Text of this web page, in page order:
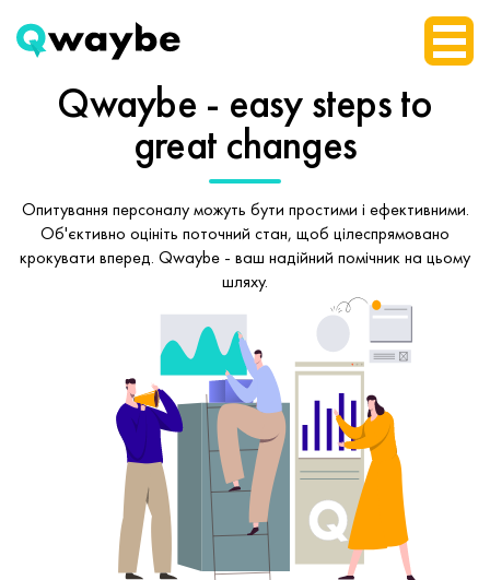
Qwaybe - easy stepsto
great changes
Опитування персоналу можуть бути простими і ефективними.
Об'єктивно оцініть поточний стан, щоб цілеспрямовано
крокувати вперед. Qwaybe - ваш надійний помічник на цьому
шляху.